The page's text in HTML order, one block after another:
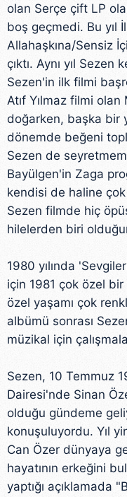
olan Serçe çift LP
boş geçmedi. Bu yıl
Allahaşkına/Sensiz
çıktı. Aynı yıl
Sezen'in ilk filmi
Atıf Yılmaz filmi olan
doğarken, başka bir
dönemde beğeni
Sezen de
Bayülgen'in Zaga
kendisi de haline
Sezen filmde hiç
hilelerden biri
1980 yılında
için 1981 çok özel bir
özel yaşamı çok
albümü sonrası
müzikal için
Sezen, 10 Temmuz
Dairesi'nde Sinan
olduğu gündeme
konuşuluyordu. Yıl
Can Özer dünyaya
hayatının erkeğini
yaptığı açıklamada